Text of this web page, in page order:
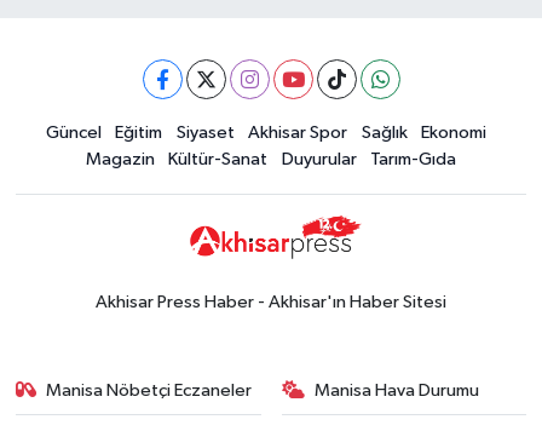
15:02Akhisar'da sıcak hava etkisini
sürdürüyor! İşte 5 günlük hava
Güncel
14:53
Güncel Eğitim Siyaset Akhisar Spor Sağlık
Ekonomi
Magazin
Kültür-Sanat Duyurular Tarım-Gıda
Akhisar Press Haber - Akhisar'ın Haber Sitesi
Manisa Nöbetçi Eczaneler Manisa Hava Durumu